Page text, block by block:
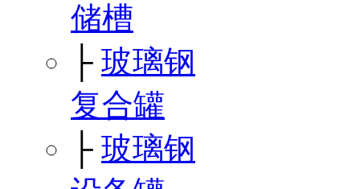
储槽
├ 玻璃钢
复合罐
├ 玻璃钢